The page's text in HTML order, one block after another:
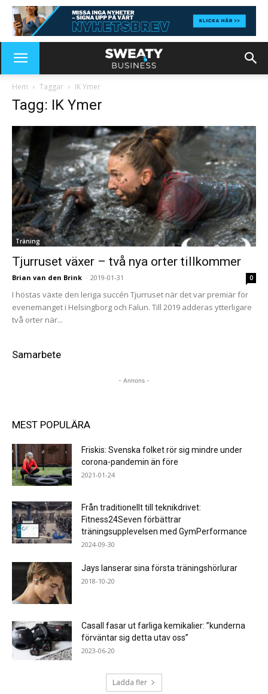
Hem Taggar IK Ymer
Tagg: IK Ymer
Träning
Tjurruset växer – två nya orter tillkommer
Brian van den Brink - 2019-01-31 0
I höstas växte den leriga succén Tjurruset när det var premiär för
evenemanget i Helsingborg och Falun. Till 2019 adderas ytterligare
två orter när...
Samarbete
- Annons -
MEST POPULÄRA
Friskis: Svenska folket rör sig mindre under
corona-pandemin än före
2021-01-24
Från traditionellt till teknikdrivet:
Fitness24Seven förbättrar
träningsupplevelsen med GymPerformance
2024-09-30
Jays lanserar sina första träningshörlurar
2018-10-20
Casall fasar ut farliga kemikalier: ”kunderna
förväntar sig detta utav oss”
2023-06-20
Ladda fler